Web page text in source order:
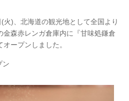
火)、北海道の観光地として全国より
金森赤レンガ倉庫内に『甘味処鎌倉
ープンしました。
ン